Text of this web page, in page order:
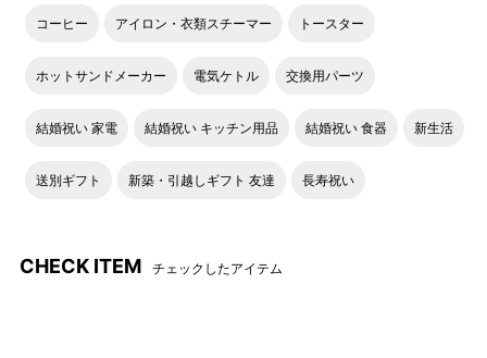
コーヒー アイロン・衣類スチーマー トースター
ホットサンドメーカー 電気ケトル 交換用パーツ
結婚祝い 家電 結婚祝い キッチン用品 結婚祝い 食器 新生活
送別ギフト 新築・引越しギフト 友達 長寿祝い
CHECK ITEM チェックしたアイテム